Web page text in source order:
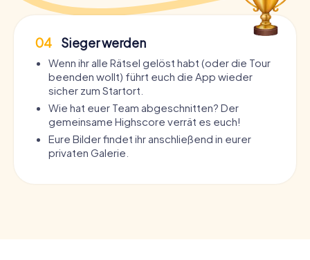
04 Sieger werden
Wenn ihr alle Rätsel gelöst habt (oder die Tour
beenden wollt) führt euch die App wieder
sicher zum Startort.
Wie hat euer Team abgeschnitten? Der
gemeinsame Highscore verrät es euch!
Eure Bilder findet ihr anschließend in eurer
privaten Galerie.